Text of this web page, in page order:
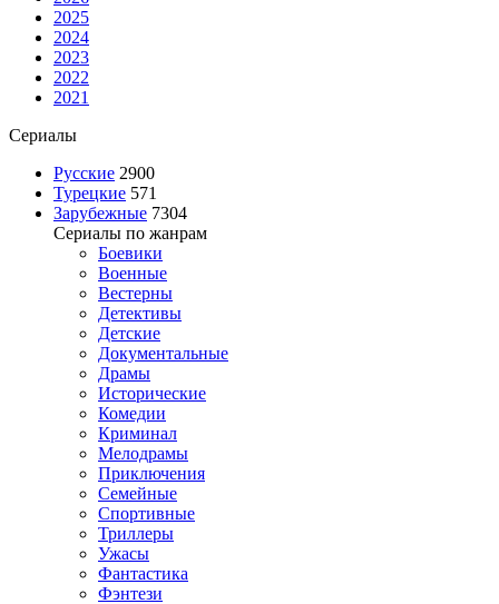
2025
2024
2023
2022
2021
Сериалы
Русские 2900
Турецкие 571
Зарубежные 7304
Сериалы по жанрам
Боевики
Военные
Вестерны
Детективы
Детские
Документальные
Драмы
Исторические
Комедии
Криминал
Мелодрамы
Приключения
Семейные
Спортивные
Триллеры
Ужасы
Фантастика
Фэнтези